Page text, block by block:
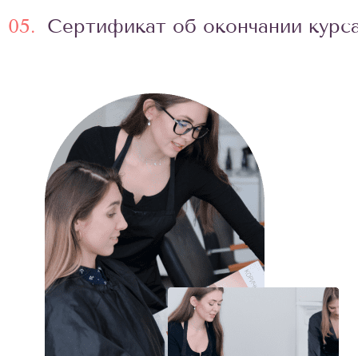
05. Сертификат об окончании